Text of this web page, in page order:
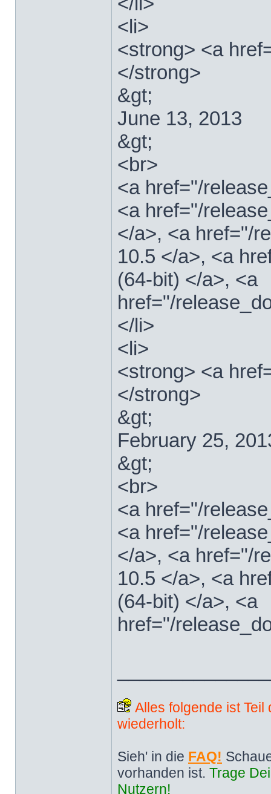
<li>
<strong> <a
</strong>
&gt;
June 13, 2013
&gt;
<br>
<a href="/
<a href="/
</a>, <a href="/
10.5 </a>, <a
(64-bit) </a>, <a
href="/
</li>
<li>
<strong> <a
</strong>
&gt;
February 25,
&gt;
<br>
<a href="/
<a href="/
</a>, <a href="/
10.5 </a>, <a
(64-bit) </a>, <a
href="/
Alles folgende ist
wiederholt:
Sieh' in die FAQ!
vorhanden ist. Trage
Nutzern!